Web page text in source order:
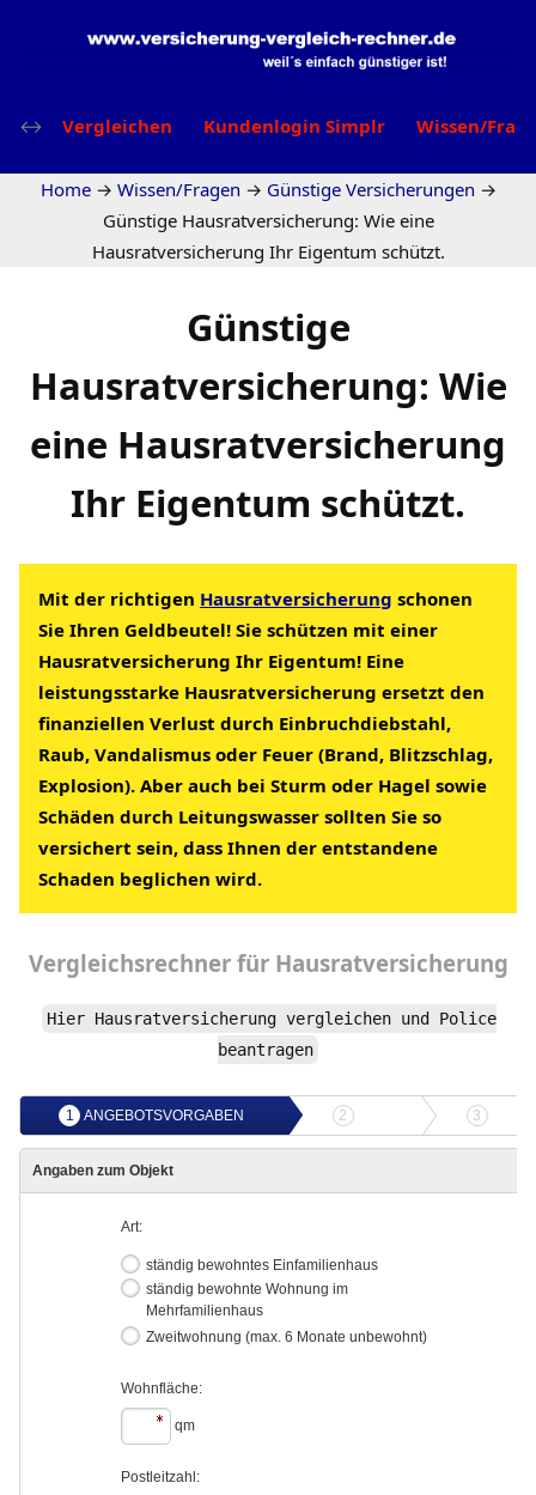
Vergleichen Kundenlogin Simplr Wissen/
Home → Wissen/Fragen → Günstige Versicherungen →
Günstige Hausratversicherung: Wie eine
Hausratversicherung Ihr Eigentum schützt.
Günstige
Hausratversicherung: Wie
eine Hausratversicherung
Ihr Eigentum schützt.
Mit der richtigen Hausratversicherung schonen
Sie Ihren Geldbeutel! Sie schützen mit einer
Hausratversicherung Ihr Eigentum! Eine
leistungsstarke Hausratversicherung ersetzt den
finanziellen Verlust durch Einbruchdiebstahl,
Raub, Vandalismus oder Feuer (Brand, Blitzschlag,
Explosion). Aber auch bei Sturm oder Hagel sowie
Schäden durch Leitungswasser sollten Sie so
versichert sein, dass Ihnen der entstandene
Schaden beglichen wird.
Vergleichsrechnerfür Hausratversicherung
Hier Hausratversicherung vergleichen und Police
beantragen